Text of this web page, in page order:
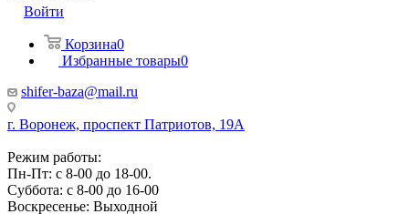
Войти
Корзина0
Избранные товары0
shifer-baza@mail.ru
г. Воронеж, проспект Патриотов, 19А
Режим работы:
Пн-Пт: с 8-00 до 18-00.
Суббота: с 8-00 до 16-00
Воскресенье: Выходной